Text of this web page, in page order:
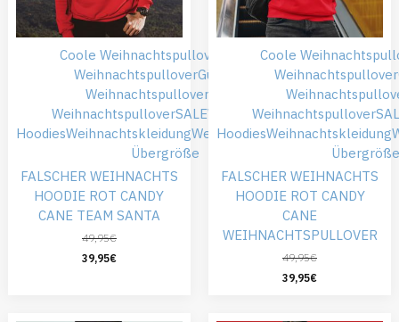
Coole Weihnachtspullover
Falsche
WeihnachtspulloverGünstiger
Weihnachtspullover
WeihnachtspulloverSALEWeihnachts
HoodiesWeihnachtskleidungWeihnachtspullover
Übergröße
FALSCHER WEIHNACHTS
HOODIE ROT CANDY
CANE TEAM SANTA
49,95€
39,95€
Coole
Weihnachtspullover
Weihnachtspullover
HoodiesWeihnachtskleidung
FALSCHER WEIHNACHTS
HOODIE ROT CANDY
CANE
WEIHNACHTSPULLOVER
49,95€
39,95€